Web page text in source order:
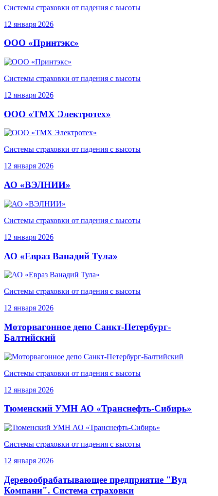
Системы страховки от падения с высоты
12 января 2026
ООО «Принтэкс»
Системы страховки от падения с высоты
12 января 2026
ООО «ТМХ Электротех»
Системы страховки от падения с высоты
12 января 2026
АО «ВЭЛНИИ»
Системы страховки от падения с высоты
12 января 2026
АО «Евраз Ванадий Тула»
Системы страховки от падения с высоты
12 января 2026
Моторвагонное депо Санкт-Петербург-
Балтийский
Системы страховки от падения с высоты
12 января 2026
Тюменский УМН АО «Транснефть-Сибирь»
Системы страховки от падения с высоты
12 января 2026
Деревообрабатывающее предприятие "Вуд
Компани". Система страховки